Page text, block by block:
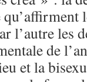
l’autre les
de
et la